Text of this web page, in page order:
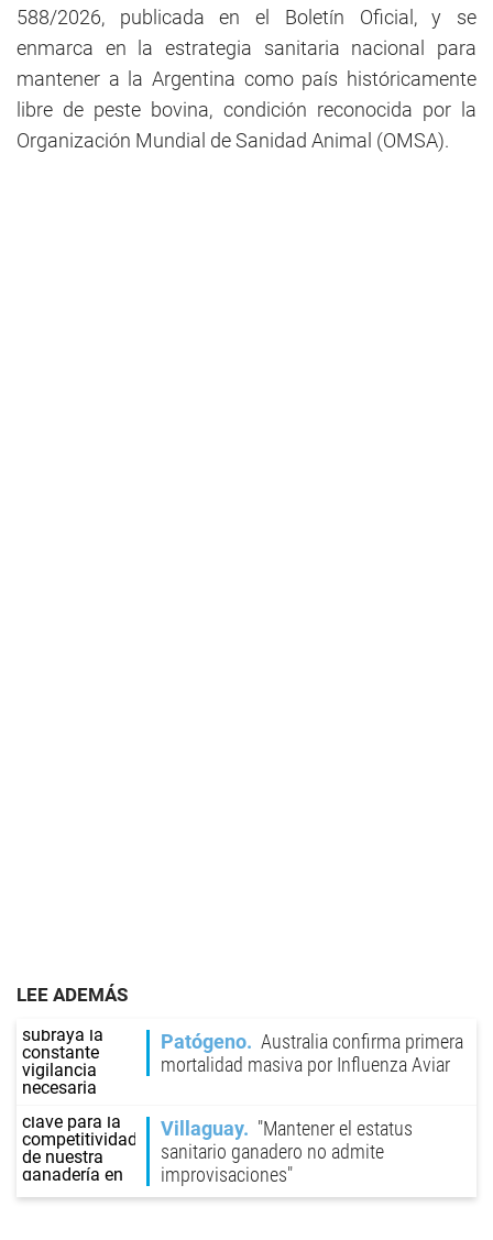
588/2026, publicada en el Boletín Oficial, y se
enmarca en la estrategia sanitaria nacional para
mantener a la Argentina como país históricamente
libre de peste bovina, condición reconocida por la
Organización Mundial de Sanidad Animal (OMSA).
LEE ADEMÁS
Patógeno
Australia confirma primera
mortalidad masiva por Influenza Aviar
Villaguay
"Mantener el estatus
sanitario ganadero no admite
improvisaciones"